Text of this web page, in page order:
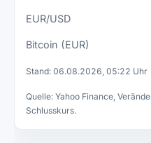
EUR/USD
Bitcoin (EUR)
Stand: 06.08.2026, 05:22 Uhr
Quelle: Yahoo Finance,
Schlusskurs.